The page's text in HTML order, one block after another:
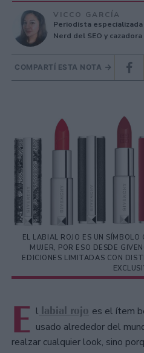
VICCO GARCÍA
Periodista
Nerd del SEO y
COMPARTÍ ESTA NOTA
EL LABIAL ROJO ES UN
MUJER, POR ESO DESDE
EDICIONES LIMITADAS CON
E l labial rojo es el ítem
usado alrededor del
realzar cualquier look, sino